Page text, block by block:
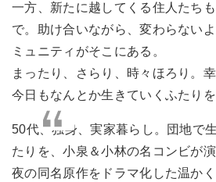
一方、新たに越してくる住人たち
で。助け合いながら、変わらない
ミュニティがそこにある。
まったり、さらり、時々ほろり。
今日もなんとか生きていくふたりを
50代、独身、実家暮らし。団地で
たりを、小泉＆小林の名コンビが
夜の同名原作をドラマ化した温か